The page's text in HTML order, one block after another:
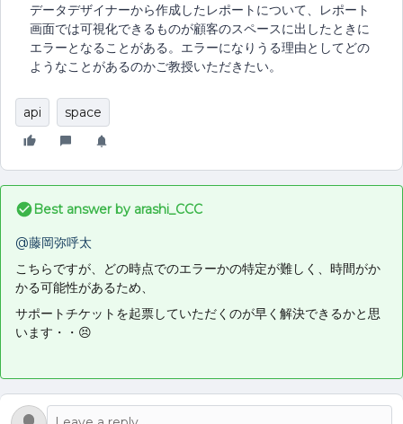
データデザイナーから作成したレポートについて、レポート
画面では可視化できるものが顧客のスペースに出したときに
エラーとなることがある。エラーになりうる理由としてどの
ようなことがあるのかご教授いただきたい。
api space
Best answer by arashi_CCC
@藤岡弥呼太
こちらですが、どの時点でのエラーかの特定が難しく、時間がか
かる可能性があるため、
サポートチケットを起票していただくのが早く解決できるかと思
います・・😣